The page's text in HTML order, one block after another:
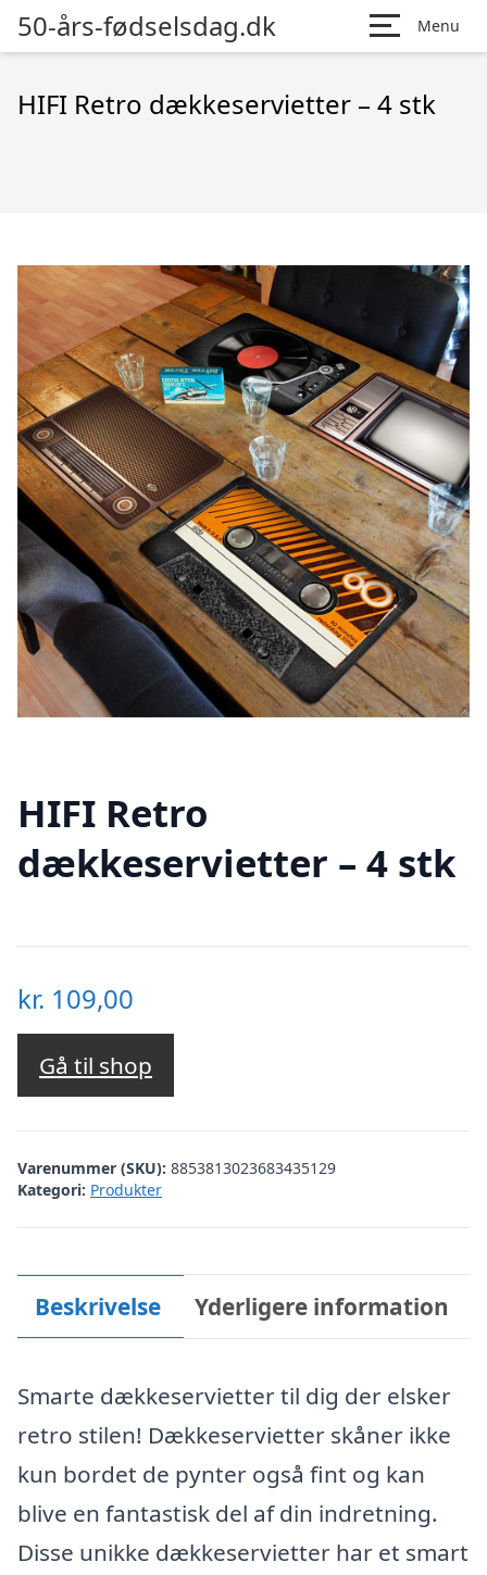
50-års-fødselsdag.dk Menu
HIFI Retro dækkeservietter – 4 stk
HIFI Retro
dækkeservietter – 4 stk
kr. 109,00
Gå til shop
Varenummer (SKU): 8853813023683435129
Kategori: Produkter
Beskrivelse Yderligere information
Smarte dækkeservietter til dig der elsker
retro stilen! Dækkeservietter skåner ikke
kun bordet de pynter også fint og kan
blive en fantastisk del af din indretning.
Disse unikke dækkeservietter har et smart